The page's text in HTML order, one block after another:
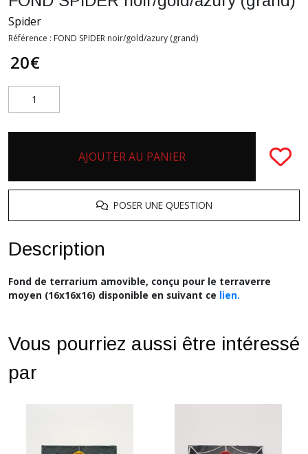
Spider
Référence : FOND SPIDER noir/gold/azury (grand)
20€
AJOUTER AU PANIER
POSER UNE QUESTION
Description
Fond de terrarium amovible, conçu pour le terraverre
moyen (16x16x16) disponible en suivant ce lien.
Vous pourriez aussi être intéressé
par